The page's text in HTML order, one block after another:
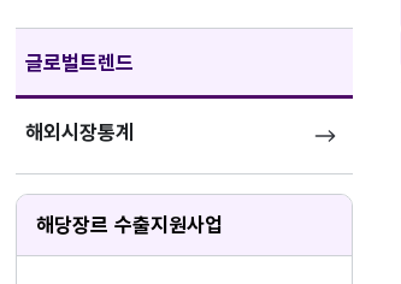
글로벌트렌드
해외시장통계
해당장르 수출지원사업